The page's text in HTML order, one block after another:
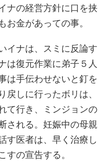
ナの経営方針に口を挟
金があっての事。
イナは、スミに反論す
は復元作業に弟子５人
は手伝わせないと釘を
しに行ったボリは、
て行き、ミンジョンの
される。妊娠中の母親
す医者は、早く治療し
の宣告する。